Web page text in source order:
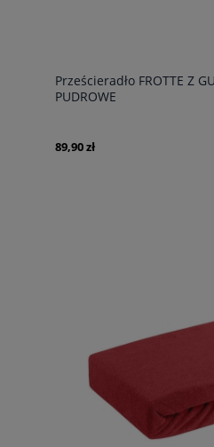
Prześcieradło FROTTE Z
PUDROWE
89,90 zł